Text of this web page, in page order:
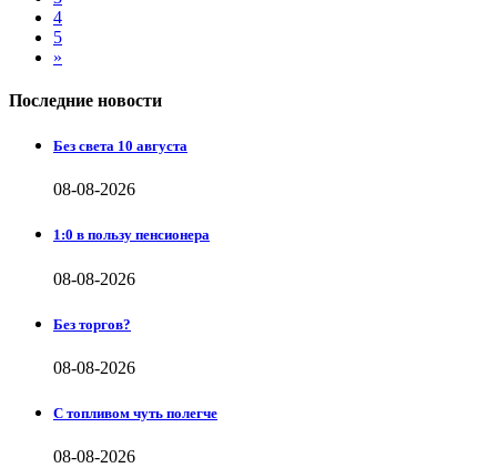
4
5
»
Последние новости
Без света 10 августа
08-08-2026
1:0 в пользу пенсионера
08-08-2026
Без торгов?
08-08-2026
С топливом чуть полегче
08-08-2026